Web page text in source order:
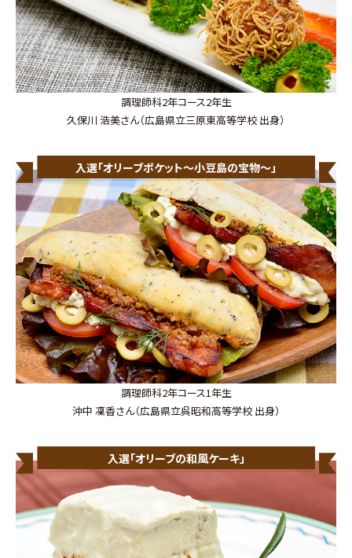
調理師科2年コース2年生
久保川 浩美さん（広島県立三原東高等学校 出身）
入選「オリーブポケット～小豆島の宝物～」
調理師科2年コース1年生
沖中 凜香さん（広島県立呉昭和高等学校 出身）
入選「オリーブの和風ケーキ」